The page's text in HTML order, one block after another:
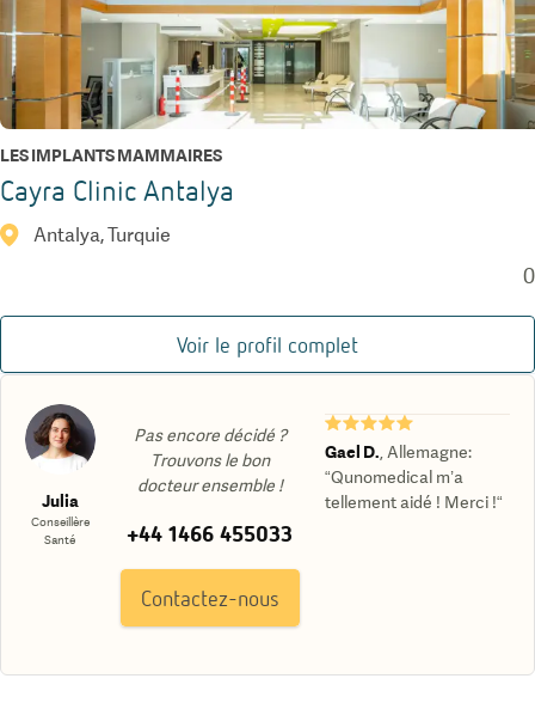
LES IMPLANTS MAMMAIRES
Cayra Clinic Antalya
Antalya, Turquie
0
Voir le profil complet
Julia
Conseillère
Santé
Pas encore décidé ?
Trouvons le bon
docteur ensemble !
+44 1466 455033
Contactez-nous
★★★★★
Gael D. Allemagne:
“Qunomedical m’a
tellement aidé ! Merci !“